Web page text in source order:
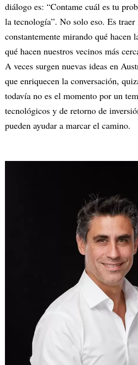
diálogo es: “Contame cuál es tu
la tecnología”. No solo eso. Es traer
constantemente mirando qué hacen
qué hacen nuestros vecinos más
A veces surgen nuevas ideas en
que enriquecen la conversación,
todavía no es el momento por un
tecnológicos y de retorno de
pueden ayudar a marcar el camino.